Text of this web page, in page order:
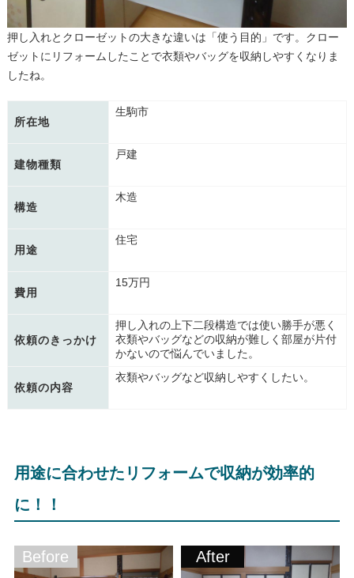
押し入れとクローゼットの大きな違いは「使う目的」です。クロー
ゼットにリフォームしたことで衣類やバッグを収納しやすくなりま
したね。
所在地
生駒市
建物種類
戸建
構造
木造
用途
住宅
費用
15万円
依頼のきっかけ
押し入れの上下二段構造では使い勝手が悪く
衣類やバッグなどの収納が難しく部屋が片付
かないので悩んでいました。
依頼の内容
衣類やバッグなど収納しやすくしたい。
用途に合わせたリフォームで収納が効率的
に！！
Before After